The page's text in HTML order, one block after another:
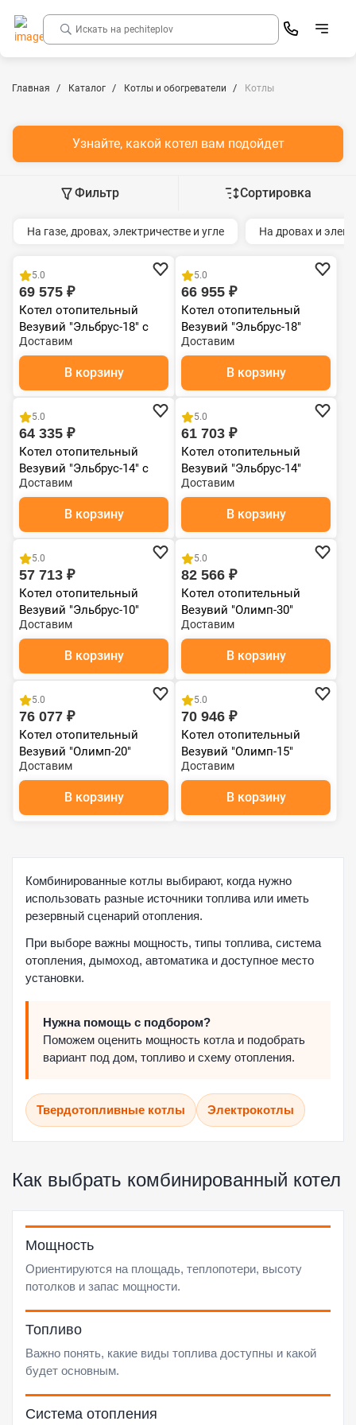
Главная Каталог Котлы и обогреватели Котлы
Узнайте, какой котел вам подойдет
Фильтр Сортировка
На газе, дровах, электричестве и угле На дровах и
5.0
69 575 ₽
Котел отопительный
Везувий "Эльбрус-18" с
плитой
Доставим
В корзину
5.0
66 955 ₽
Котел отопительный
Везувий "Эльбрус-18"
Доставим
В корзину
5.0
64 335 ₽
Котел отопительный
Везувий "Эльбрус-14" с
плитой
Доставим
В корзину
5.0
61 703 ₽
Котел отопительный
Везувий "Эльбрус-14"
Доставим
В корзину
5.0
57 713 ₽
Котел отопительный
Везувий "Эльбрус-10"
Доставим
В корзину
5.0
82 566 ₽
Котел отопительный
Везувий "Олимп-30"
Доставим
В корзину
5.0
76 077 ₽
Котел отопительный
Везувий "Олимп-20"
Доставим
В корзину
5.0
70 946 ₽
Котел отопительный
Везувий "Олимп-15"
Доставим
В корзину
Комбинированные котлы выбирают, когда нужно
использовать разные источники топлива или иметь
резервный сценарий отопления.
При выборе важны мощность, типы топлива, система
отопления, дымоход, автоматика и доступное место
установки.
Нужна помощь с подбором?
Поможем оценить мощность котла и подобрать
вариант под дом, топливо и схему отопления.
Твердотопливные котлы Электрокотлы
Как выбрать комбинированный котел
Мощность
Ориентируются на площадь, теплопотери, высоту
потолков и запас мощности.
Топливо
Важно понять, какие виды топлива доступны и какой
будет основным.
Система отопления